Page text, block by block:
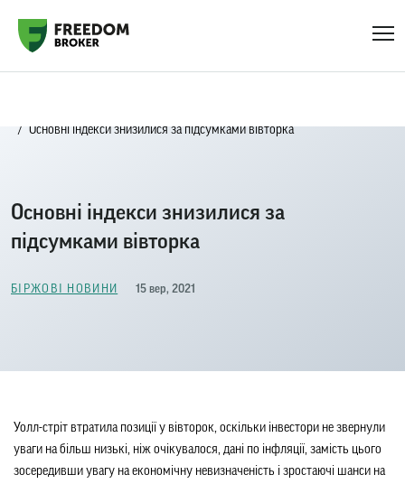
Основні індекси знизилися за підсумками вівторка
Основні індекси знизилися за
підсумками вівторка
БІРЖОВІ НОВИНИ 15 вер, 2021
Уолл-стріт втратила позиції у вівторок, оскільки інвестори не звернули
уваги на більш низькі, ніж очікувалося, дані по інфляції, замість цього
зосередивши увагу на економічну невизначеність і зростаючі шанси на